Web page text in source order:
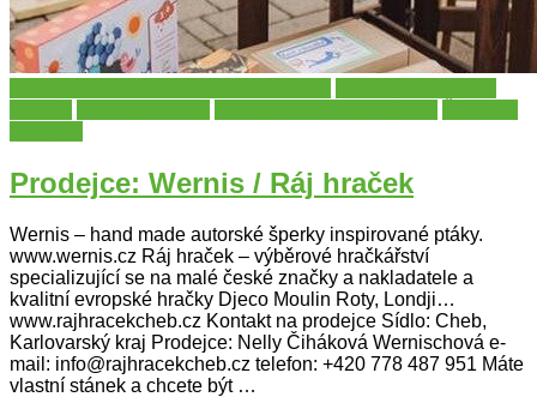
Prodejce: Wernis / Ráj hraček
Wernis – hand made autorské šperky inspirované ptáky.
www.wernis.cz Ráj hraček – výběrové hračkářství
specializující se na malé české značky a nakladatele a
kvalitní evropské hračky Djeco Moulin Roty, Londji…
www.rajhracekcheb.cz Kontakt na prodejce Sídlo: Cheb,
Karlovarský kraj Prodejce: Nelly Čiháková Wernischová e-
mail: info@rajhracekcheb.cz telefon: +420 778 487 951 Máte
vlastní stánek a chcete být …